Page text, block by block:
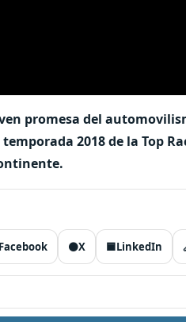
promesa del
2018 de la Top
Facebook ⚫X 🟦LinkedIn